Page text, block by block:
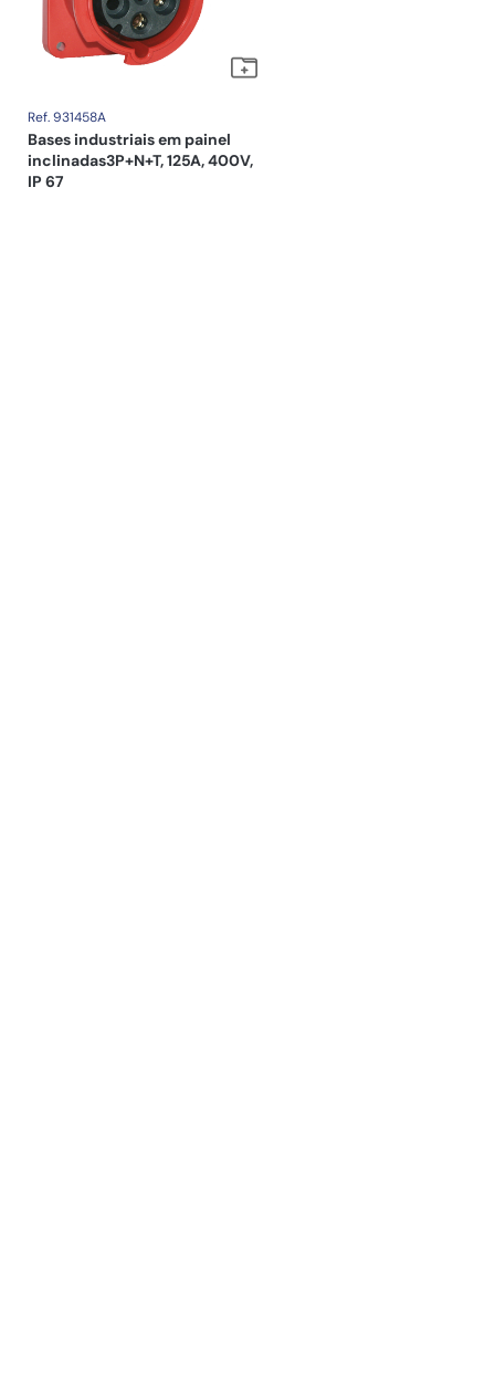
Ref. 931458A
Bases industriais em painel
inclinadas3P+N+T, 125A, 400V,
IP 67